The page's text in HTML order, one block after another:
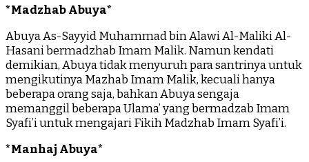
*Madzhab Abuya*
Abuya As-Sayyid Muhammad bin Alawi Al-Maliki Al-
Hasani bermadzhab Imam Malik. Namun kendati
demikian, Abuya tidak menyuruh para santrinya untuk
mengikutinya Mazhab Imam Malik, kecuali hanya
beberapa orang saja, bahkan Abuya sengaja
memanggil beberapa Ulama’ yang bermadzab Imam
Syafi’i untuk mengajari Fikih Madzhab Imam Syafi’i.
*Manhaj Abuya*